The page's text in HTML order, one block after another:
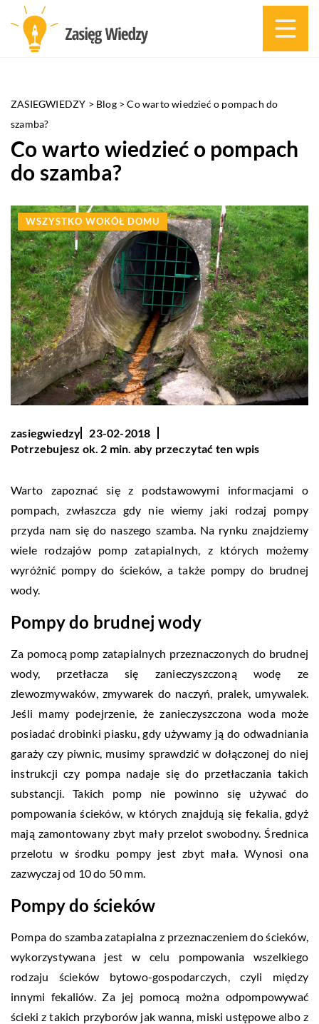
ZASIEGWIEDZY > Blog>Co warto wiedzieć o pompach do
szamba?
Co warto wiedzieć o pompach
do szamba?
WSZYSTKO WOKÓŁ DOMU
zasiegwiedzy
23-02-2018
Potrzebujesz ok. 2 min. aby przeczytać ten wpis
Warto zapoznać się z podstawowymi informacjami o
pompach, zwłaszcza gdy nie wiemy jaki rodzaj pompy
przyda nam się do naszego szamba. Na rynku znajdziemy
wiele rodzajów pomp zatapialnych, z których możemy
wyróżnić pompy do ścieków, a także pompy do brudnej
wody.
Pompy do brudnej wody
Za pomocą pomp zatapialnych przeznaczonych do brudnej
wody, przetłacza się zanieczyszczoną wodę ze
zlewozmywaków, zmywarek do naczyń, pralek, umywalek.
Jeśli mamy podejrzenie, że zanieczyszczona woda może
posiadać drobinki piasku, gdy używamy ją do odwadniania
garaży czy piwnic, musimy sprawdzić w dołączonej do niej
instrukcji czy pompa nadaje się do przetłaczania takich
substancji. Takich pomp nie powinno się używać do
pompowania ścieków, w których znajdują się fekalia, gdyż
mają zamontowany zbyt mały przelot swobodny. Średnica
przelotu w środku pompy jest zbyt mała. Wynosi ona
zazwyczaj od 10 do 50 mm.
Pompy do ścieków
Pompa do szamba zatapialna z przeznaczeniem do ścieków,
wykorzystywana jest w celu pompowania wszelkiego
rodzaju ścieków bytowo-gospodarczych, czyli między
innymi fekaliów. Za jej pomocą można odpompowywać
ścieki z takich przyborów jak wanna, miski ustępowe albo z